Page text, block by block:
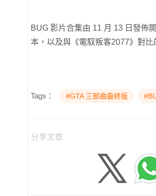
BUG 影片合集由 11 月 13 日發佈
本，以及與《電馭叛客2077》對
Tags： #GTA 三部曲最終版
分享文章